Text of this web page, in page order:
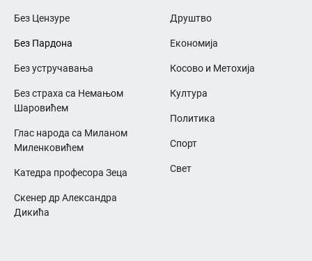
Без Цензуре
Без Пардона
Без устручавања
Без страха са Немањом
Шаровићем
Глас народа са Миланом
Миленковићем
Катедра професора Зеца
Скенер др Александра
Дикића
Друштво
Економија
Косово и Метохија
Култура
Политика
Спорт
Свет